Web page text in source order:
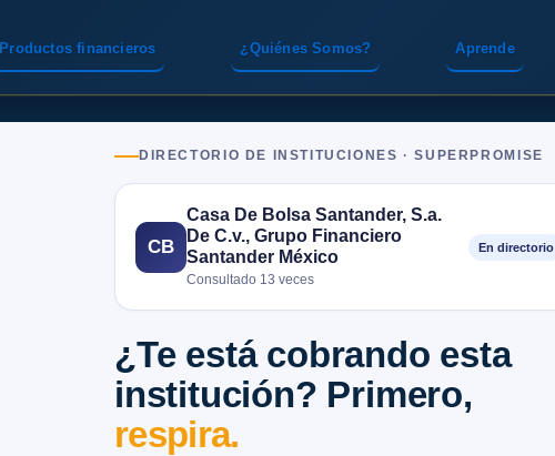
Productos financieros ¿Quiénes Somos? Aprende
DIRECTORIO DE INSTITUCIONES · SUPERPROMISE
CB
Casa De Bolsa Santander, S.a.
De C.v., Grupo Financiero
Santander México
Consultado 13 veces
En directorio
¿Te está cobrando esta
institución? Primero,
respira.